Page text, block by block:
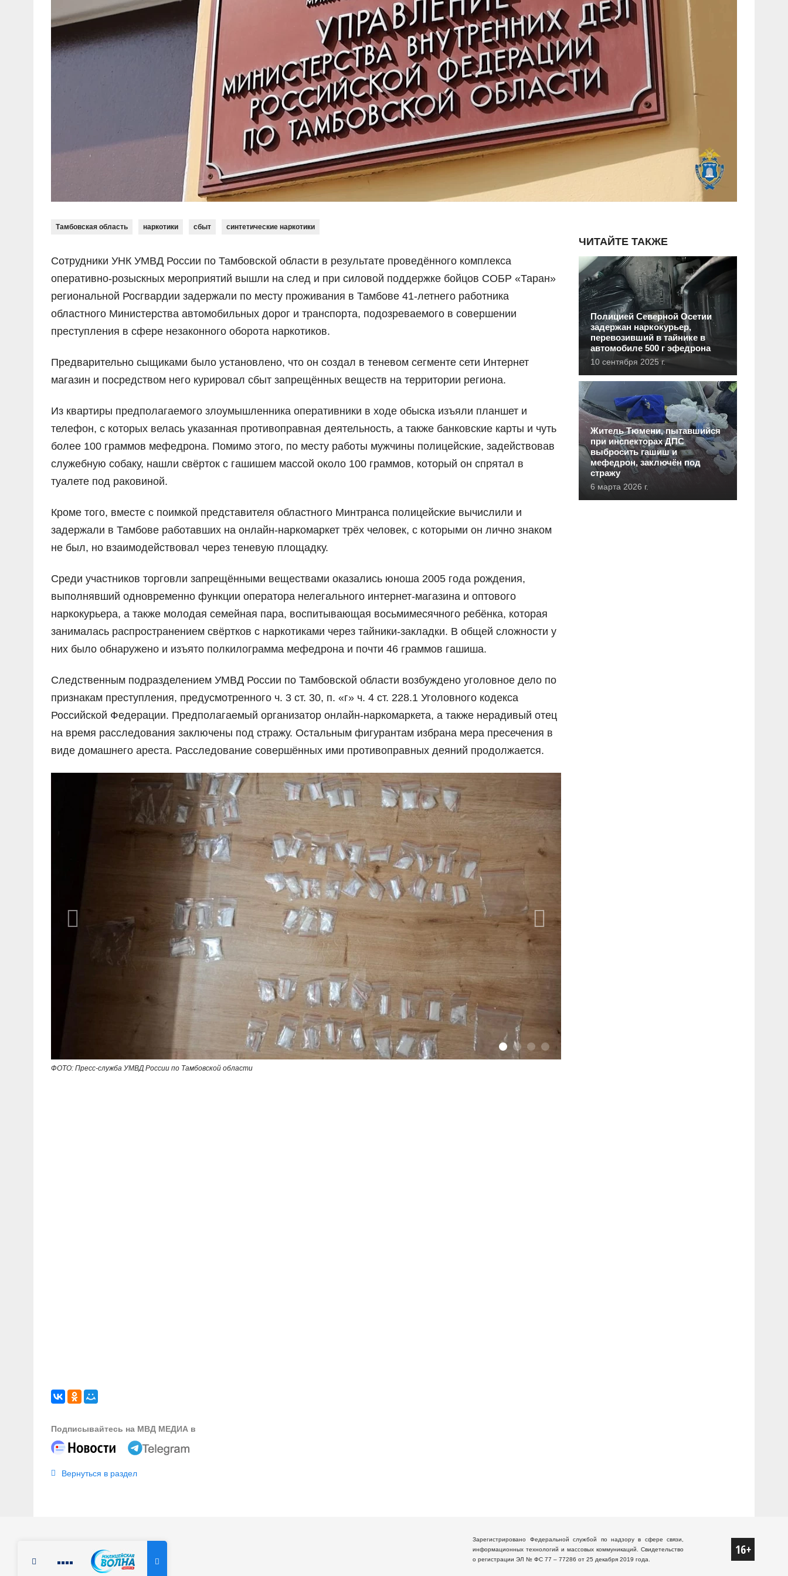
Тамбовская область наркотики сбыт синтетические наркотики
Сотрудники УНК УМВД России по Тамбовской области в результате проведённого комплекса
оперативно-розыскных мероприятий вышли на след и при силовой поддержке бойцов СОБР «Таран»
региональной Росгвардии задержали по месту проживания в Тамбове 41-летнего работника
областного Министерства автомобильных дорог и транспорта, подозреваемого в совершении
преступления в сфере незаконного оборота наркотиков.
Предварительно сыщиками было установлено, что он создал в теневом сегменте сети Интернет
магазин и посредством него курировал сбыт запрещённых веществ на территории региона.
Из квартиры предполагаемого злоумышленника оперативники в ходе обыска изъяли планшет и
телефон, с которых велась указанная противоправная деятельность, а также банковские карты и чуть
более 100 граммов мефедрона. Помимо этого, по месту работы мужчины полицейские, задействовав
служебную собаку, нашли свёрток с гашишем массой около 100 граммов, который он спрятал в
туалете под раковиной.
Кроме того, вместе с поимкой представителя областного Минтранса полицейские вычислили и
задержали в Тамбове работавших на онлайн-наркомаркет трёх человек, с которыми он лично знаком
не был, но взаимодействовал через теневую площадку.
Среди участников торговли запрещёнными веществами оказались юноша 2005 года рождения,
выполнявший одновременно функции оператора нелегального интернет-магазина и оптового
наркокурьера, а также молодая семейная пара, воспитывающая восьмимесячного ребёнка, которая
занималась распространением свёртков с наркотиками через тайники-закладки. В общей сложности у
них было обнаружено и изъято полкилограмма мефедрона и почти 46 граммов гашиша.
Следственным подразделением УМВД России по Тамбовской области возбуждено уголовное дело по
признакам преступления, предусмотренного ч. 3 ст. 30, п. «г» ч. 4 ст. 228.1 Уголовного кодекса
Российской Федерации. Предполагаемый организатор онлайн-наркомаркета, а также нерадивый отец
на время расследования заключены под стражу. Остальным фигурантам избрана мера пресечения в
виде домашнего ареста. Расследование совершённых ими противоправных деяний продолжается.
ФОТО: Пресс-служба УМВД России по Тамбовской области
Подписывайтесь на МВД МЕДИА в
Вернуться в раздел
ЧИТАЙТЕ ТАКЖЕ
Полицией Северной Осетии
задержан наркокурьер,
перевозивший в тайнике в
автомобиле 500 г эфедрона
10 сентября 2025 г.
Житель Тюмени, пытавшийся
при инспекторах ДПС
выбросить гашиш и
мефедрон, заключён под
стражу
6 марта 2026 г.
Зарегистрировано Федеральной службой по надзору в сфере связи,
информационных технологий и массовых коммуникаций. Свидетельство
о регистрации ЭЛ № ФС 77 – 77286 от 25 декабря 2019 года.
Радио Милицейская волна